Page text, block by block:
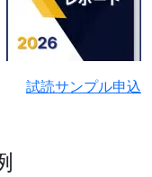
試読サンプル申込